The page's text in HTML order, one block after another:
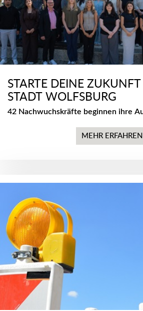
STARTE DEINE ZUKUNFT
STADT WOLFSBURG
42 Nachwuchskräfte beginnen ihre
MEHR ERFAHREN